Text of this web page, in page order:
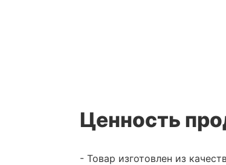
Ценность
- Товар изготовлен из